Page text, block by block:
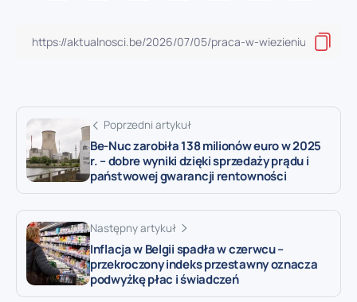
Poprzedni artykuł
Be-Nuc zarobiła 138 milionów euro w 2025
r. – dobre wyniki dzięki sprzedaży prądu i
państwowej gwarancji rentowności
Następny artykuł
Inflacja w Belgii spadła w czerwcu –
przekroczony indeks przestawny oznacza
podwyżkę płac i świadczeń